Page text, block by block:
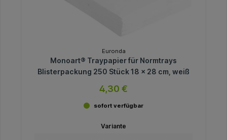
Euronda
Monoart® Traypapier für Normtrays
Blisterpackung 250 Stück 18 x 28 cm, weiß
4,30 €
sofort verfügbar
Variante